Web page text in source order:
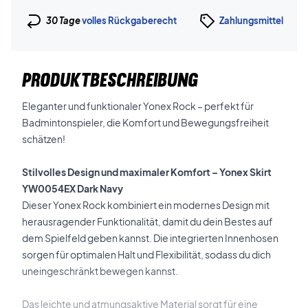
30 Tagevolles Rückgaberecht Zahlungsmittel
PRODUKTBESCHREIBUNG
Eleganter und funktionaler Yonex Rock – perfekt für
Badmintonspieler, die Komfort und Bewegungsfreiheit
schätzen!
Stilvolles Design und maximaler Komfort – Yonex Skirt
YW0054EX Dark Navy
Dieser Yonex Rock kombiniert ein modernes Design mit
herausragender Funktionalität, damit du dein Bestes auf
dem Spielfeld geben kannst. Die integrierten Innenhosen
sorgen für optimalen Halt und Flexibilität, sodass du dich
uneingeschränkt bewegen kannst.
Das leichte und atmungsaktive Material sorgt für eine